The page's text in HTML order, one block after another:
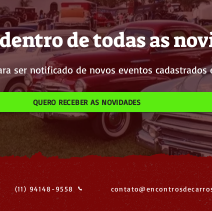
QUERO RECEBER AS NOVIDADES
ser notificado de novos eventos cadastrados
de todas as
(11) 94148-9558